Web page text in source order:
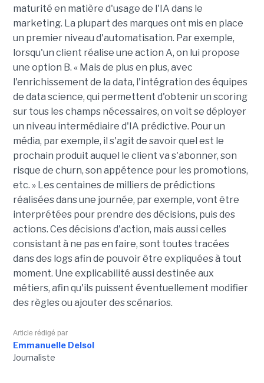
maturité en matière d'usage de l'IA dans le
marketing. La plupart des marques ont mis en place
un premier niveau d'automatisation. Par exemple,
lorsqu'un client réalise une action A, on lui propose
une option B. « Mais de plus en plus, avec
l'enrichissement de la data, l'intégration des équipes
de data science, qui permettent d'obtenir un scoring
sur tous les champs nécessaires, on voit se déployer
un niveau intermédiaire d'IA prédictive. Pour un
média, par exemple, il s'agit de savoir quel est le
prochain produit auquel le client va s'abonner, son
risque de churn, son appétence pour les promotions,
etc. » Les centaines de milliers de prédictions
réalisées dans une journée, par exemple, vont être
interprétées pour prendre des décisions, puis des
actions. Ces décisions d'action, mais aussi celles
consistant à ne pas en faire, sont toutes tracées
dans des logs afin de pouvoir être expliquées à tout
moment. Une explicabilité aussi destinée aux
métiers, afin qu'ils puissent éventuellement modifier
des règles ou ajouter des scénarios.
Article rédigé par
Emmanuelle Delsol
Journaliste